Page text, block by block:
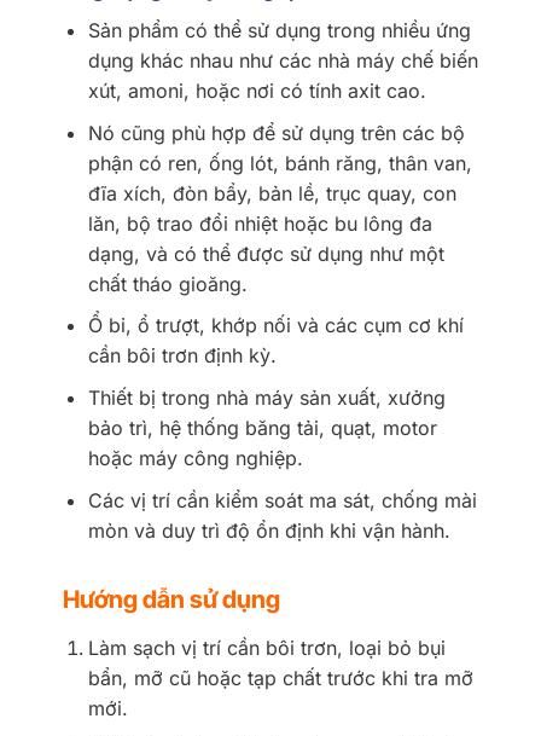
Sản phẩm có thể sử dụng trong nhiều ứng
dụng khác nhau như các nhà máy chế biến
xút, amoni, hoặc nơi có tính axit cao.
Nó cũng phù hợp để sử dụng trên các bộ
phận có ren, ống lót, bánh răng, thân van,
đĩa xích, đòn bẩy, bản lề, trục quay, con
lăn, bộ trao đổi nhiệt hoặc bu lông đa
dạng, và có thể được sử dụng như một
chất tháo gioăng.
Ổ bi, ổ trượt, khớp nối và các cụm cơ khí
cần bôi trơn định kỳ.
Thiết bị trong nhà máy sản xuất, xưởng
bảo trì, hệ thống băng tải, quạt, motor
hoặc máy công nghiệp.
Các vị trí cần kiểm soát ma sát, chống mài
mòn và duy trì độ ổn định khi vận hành.
Hướng dẫn sử dụng
Làm sạch vị trí cần bôi trơn, loại bỏ bụi
bẩn, mỡ cũ hoặc tạp chất trước khi tra mỡ
mới.